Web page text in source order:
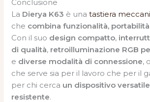
Conclusione
La Dierya K63 è unatastiera
che combina funzionalità,
Con il suo design compatto,
di qualità, retroilluminazione RGB
e diverse modalità di connessione,
che serve sia per il lavoro che per il
per chi cerca un dispositivo
resistente.